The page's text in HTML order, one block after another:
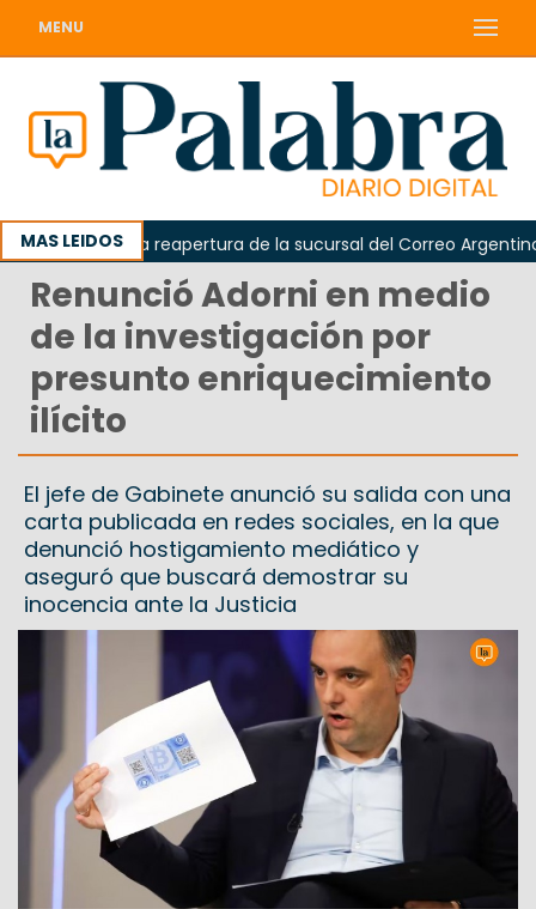
MENU
MAS LEIDOS
reclamó la reapertura de la sucursal del Correo Argentino en
Renunció Adorni en medio
de la investigación por
presunto enriquecimiento
ilícito
El jefe de Gabinete anunció su salida con una
carta publicada en redes sociales, en la que
denunció hostigamiento mediático y
aseguró que buscará demostrar su
inocencia ante la Justicia